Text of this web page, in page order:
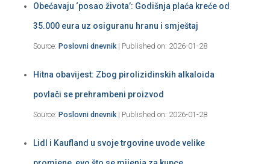
Obećavaju ‘posao života’: Godišnja plaća kreće od
35.000 eura uz osiguranu hranu i smještaj
Source: Poslovni dnevnik Published on: 2026-01-28
Hitna obavijest: Zbog pirolizidinskih alkaloida
povlači se prehrambeni proizvod
Source: Poslovni dnevnik Published on: 2026-01-28
Lidl i Kaufland u svoje trgovine uvode velike